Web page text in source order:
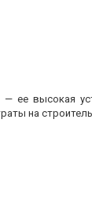
высокая
на